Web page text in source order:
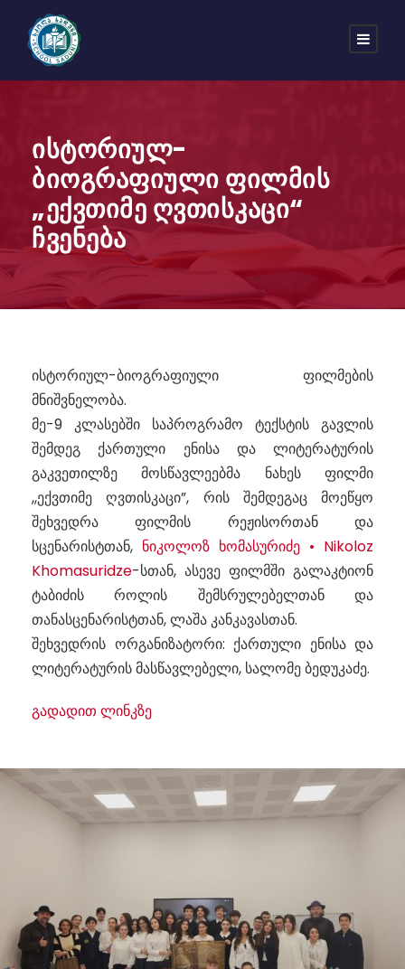
ისტორიულ-
ბიოგრაფიული ფილმის
„ექვთიმე ღვთისკაცი“
ჩვენება
ისტორიულ-ბიოგრაფიული ფილმების
მნიშვნელობა.
მე-9 კლასებში საპროგრამო ტექსტის გავლის
შემდეგ ქართული ენისა და ლიტერატურის
გაკვეთილზე მოსწავლეებმა ნახეს ფილმი
,,ექვთიმე ღვთისკაცი”, რის შემდეგაც მოეწყო
შეხვედრა ფილმის რეჟისორთან და
სცენარისტთან, ნიკოლოზ ხომასურიძე • Nikoloz
Khomasuridze-სთან, ასევე ფილმში გალაკტიონ
ტაბიძის როლის შემსრულებელთან და
თანასცენარისტთან, ლაშა კანკავასთან.
შეხვედრის ორგანიზატორი: ქართული ენისა და
ლიტერატურის მასწავლებელი, სალომე ბედუკაძე.
გადადით ლინკზე